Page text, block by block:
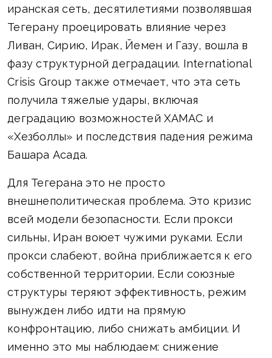
иранская сеть, десятилетиями позволявшая
Тегерану проецировать влияние через
Ливан, Сирию, Ирак, Йемен и Газу, вошла в
фазу структурной деградации. International
Crisis Group также отмечает, что эта сеть
получила тяжелые удары, включая
деградацию возможностей ХАМАС и
«Хезболлы» и последствия падения режима
Башара Асада.
Для Тегерана это не просто
внешнеполитическая проблема. Это кризис
всей модели безопасности. Если прокси
сильны, Иран воюет чужими руками. Если
прокси слабеют, война приближается к его
собственной территории. Если союзные
структуры теряют эффективность, режим
вынужден либо идти на прямую
конфронтацию, либо снижать амбиции. И
именно это мы наблюдаем: снижение